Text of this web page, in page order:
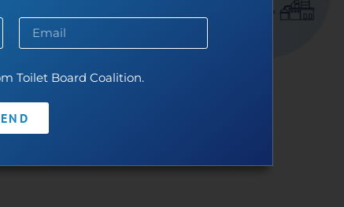
Toilet Board Coalition.